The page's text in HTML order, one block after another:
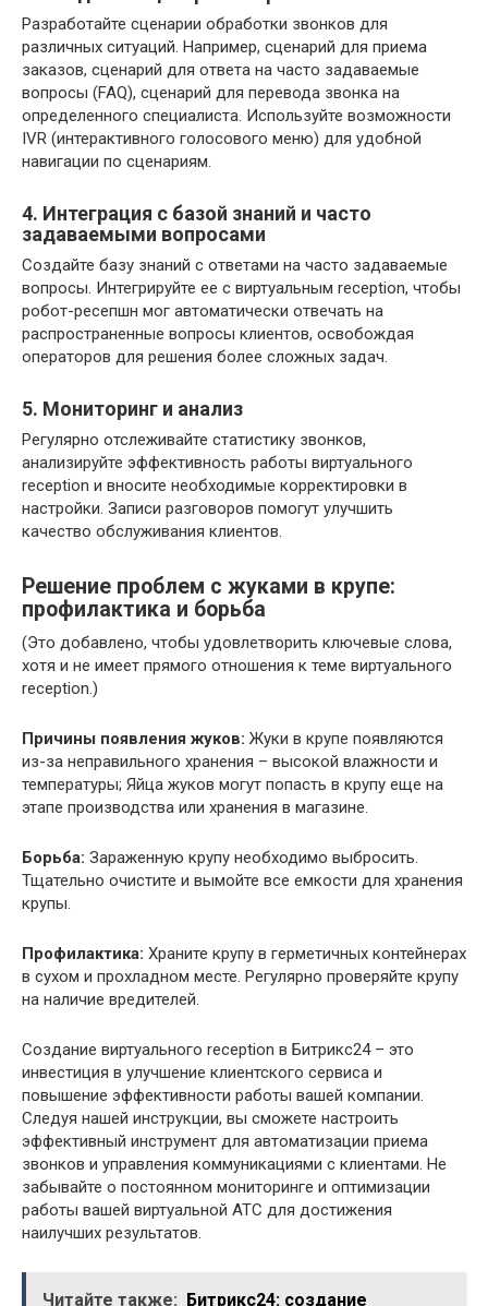
Разработайте сценарии обработки звонков для
различных ситуаций. Например, сценарий для приема
заказов, сценарий для ответа на часто задаваемые
вопросы (FAQ), сценарий для перевода звонка на
определенного специалиста. Используйте возможности
IVR (интерактивного голосового меню) для удобной
навигации по сценариям.
4. Интеграция с базой знаний и часто
задаваемыми вопросами
Создайте базу знаний с ответами на часто задаваемые
вопросы. Интегрируйте ее с виртуальным reception, чтобы
робот-ресепшн мог автоматически отвечать на
распространенные вопросы клиентов, освобождая
операторов для решения более сложных задач.
5. Мониторинг и анализ
Регулярно отслеживайте статистику звонков,
анализируйте эффективность работы виртуального
reception и вносите необходимые корректировки в
настройки. Записи разговоров помогут улучшить
качество обслуживания клиентов.
Решение проблем с жуками в крупе:
профилактика и борьба
(Это добавлено, чтобы удовлетворить ключевые слова,
хотя и не имеет прямого отношения к теме виртуального
reception.)
Причины появления жуков: Жуки в крупе появляются
из-за неправильного хранения – высокой влажности и
температуры; Яйца жуков могут попасть в крупу еще на
этапе производства или хранения в магазине.
Борьба: Зараженную крупу необходимо выбросить.
Тщательно очистите и вымойте все емкости для хранения
крупы.
Профилактика: Храните крупу в герметичных контейнерах
в сухом и прохладном месте. Регулярно проверяйте крупу
на наличие вредителей.
Создание виртуального reception в Битрикс24 – это
инвестиция в улучшение клиентского сервиса и
повышение эффективности работы вашей компании.
Следуя нашей инструкции, вы сможете настроить
эффективный инструмент для автоматизации приема
звонков и управления коммуникациями с клиентами. Не
забывайте о постоянном мониторинге и оптимизации
работы вашей виртуальной АТС для достижения
наилучших результатов.
Читайте также: Битрикс24: создание